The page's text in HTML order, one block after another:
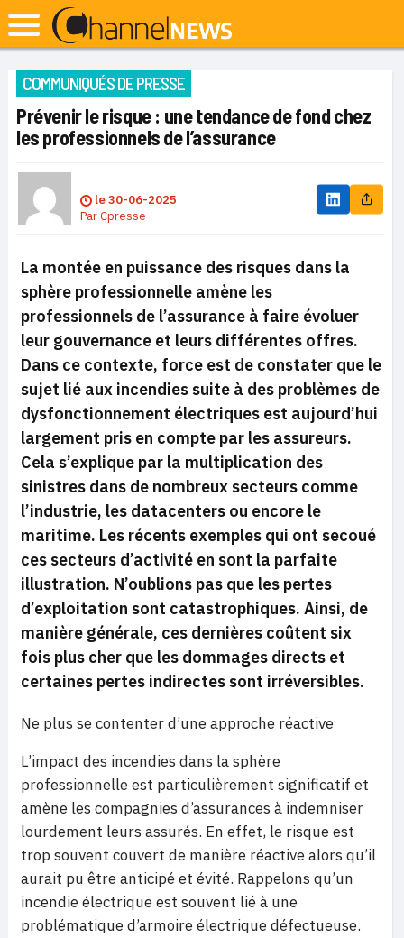
COMMUNIQUÉS DE PRESSE
Prévenir le risque : une tendance de fond chez
les professionnels de l’assurance
le30-06-2025
ParCpresse
La montée en puissance des risques dans la
sphère professionnelle amène les
professionnels de l’assurance à faire évoluer
leur gouvernance et leurs différentes offres.
Dans ce contexte, force est de constater que le
sujet lié aux incendies suite à des problèmes de
dysfonctionnement électriques est aujourd’hui
largement pris en compte par les assureurs.
Cela s’explique par la multiplication des
sinistres dans de nombreux secteurs comme
l’industrie, les datacenters ou encore le
maritime. Les récents exemples qui ont secoué
ces secteurs d’activité en sont la parfaite
illustration. N’oublions pas que les pertes
d’exploitation sont catastrophiques. Ainsi, de
manière générale, ces dernières coûtent six
fois plus cher que les dommages directs et
certaines pertes indirectes sont irréversibles.
Ne plus se contenter d’une approche réactive
L’impact des incendies dans la sphère
professionnelle est particulièrement significatif et
amène les compagnies d’assurances à indemniser
lourdement leurs assurés. En effet, le risque est
trop souvent couvert de manière réactive alors qu’il
aurait pu être anticipé et évité. Rappelons qu’un
incendie électrique est souvent lié à une
problématique d’armoire électrique défectueuse.